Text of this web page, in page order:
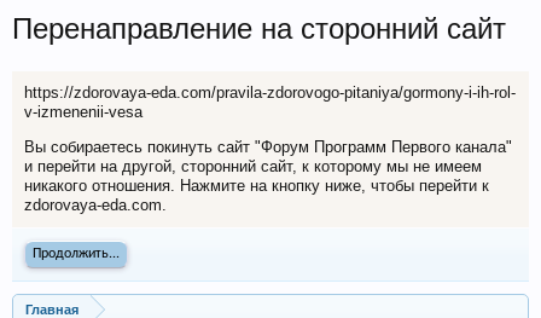
Перенаправление на сторонний сайт
https://zdorovaya-eda.com/pravila-zdorovogo-pitaniya/gormony-i-ih-rol-
v-izmenenii-vesa
Вы собираетесь покинуть сайт "Форум Программ Первого канала"
и перейти на другой, сторонний сайт, к которому мы не имеем
никакого отношения. Нажмите на кнопку ниже, чтобы перейти к
zdorovaya-eda.com.
Продолжить...
Главная